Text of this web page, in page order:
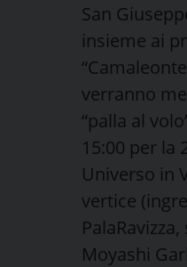
San
insieme ai
verranno
“palla al
15:00 per la
Universo in
vertice
Moyashi